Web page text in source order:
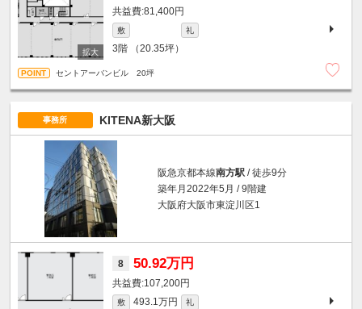
81,400円
敷 礼
3階 （20.35坪）
セントアーバンビル 20坪
事務所 KITENA新大阪
阪急京都本線南方駅 / 徒歩9分
築年月2022年5月 / 9階建
大阪府大阪市東淀川区1
8 50.92万円
107,200円
敷 493.1万円 礼